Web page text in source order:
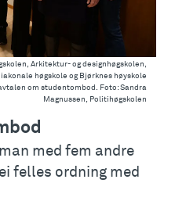
Arkitektur- og designhøgskolen,
høgskole og Bjørknes høyskole
om studentombod. Foto: Sandra
Magnussen, Politihøgskolen
med fem andre
felles ordning med